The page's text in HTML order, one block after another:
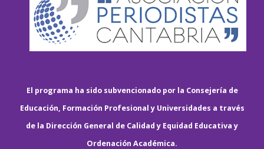
El programa ha sido subvencionado por la Consejería de
Educación, Formación Profesional y Universidades a través
de la Dirección General de Calidad y Equidad Educativa y
Ordenación Académica.